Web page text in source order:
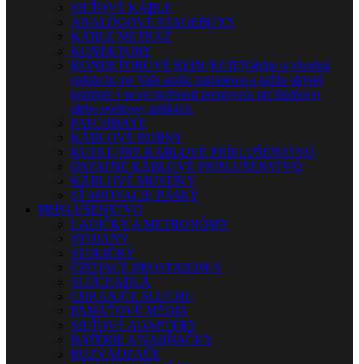
SIEŤOVÉ KÁBLE
ANALÓGOVÉ STAGEBOXY
KÁBLE METRÁŽ
KONEKTORY
KONEKTOROVÉ REDUKCIENájdite si vhodnú
redukciu pre Vaše audio zariadenie a zažite skvelý
komfort + nové možnosti prepojenia pri štúdiovej,
alebo pódiovej aplikácii.
PATCHBAYE
KÁBLOVÉ BUBNY
KUFRE PRE KÁBLOVÉ PRÍSLUŠENSTVO
OSTATNÉ KÁBLOVÉ PRÍSLUŠENSTVO
KÁBLOVÉ MOSTÍKY
SŤAHOVACIE PÁSKY
PRÍSLUŠENSTVO
LADIČKY A METRONÓMY
STOJANY
STOLIČKY
ČISTIACE PROSTRIEDKY
SLÚCHADLÁ
CHRÁNIČE SLUCHU
PAMÄŤOVÉ MÉDIÁ
SIEŤOVÉ ADAPTÉRY
BATÉRIE A NABÍJAČKY
ROZVÁDZAČE